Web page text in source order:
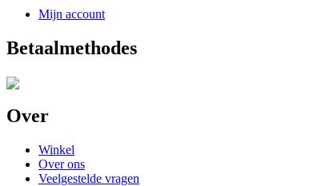
Mijn account
Betaalmethodes
Over
Winkel
Over ons
Veelgestelde vragen